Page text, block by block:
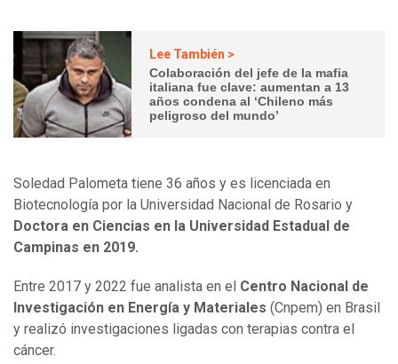
Lee También >
Colaboración del jefe de la mafia
italiana fue clave: aumentan a 13
años condena al ‘Chileno más
peligroso del mundo’
Soledad Palometa tiene 36 años y es licenciada en
Biotecnología por la Universidad Nacional de Rosario y
Doctora en Ciencias en la Universidad Estadual de
Campinas en 2019.
Entre 2017 y 2022 fue analista en el Centro Nacional de
Investigación en Energía y Materiales (Cnpem) en Brasil
y realizó investigaciones ligadas con terapias contra el
cáncer.